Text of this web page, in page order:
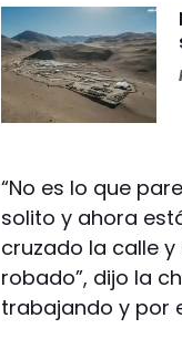
“No es lo que
solito y ahora
cruzado la calle
robado”, dijo la
trabajando y por